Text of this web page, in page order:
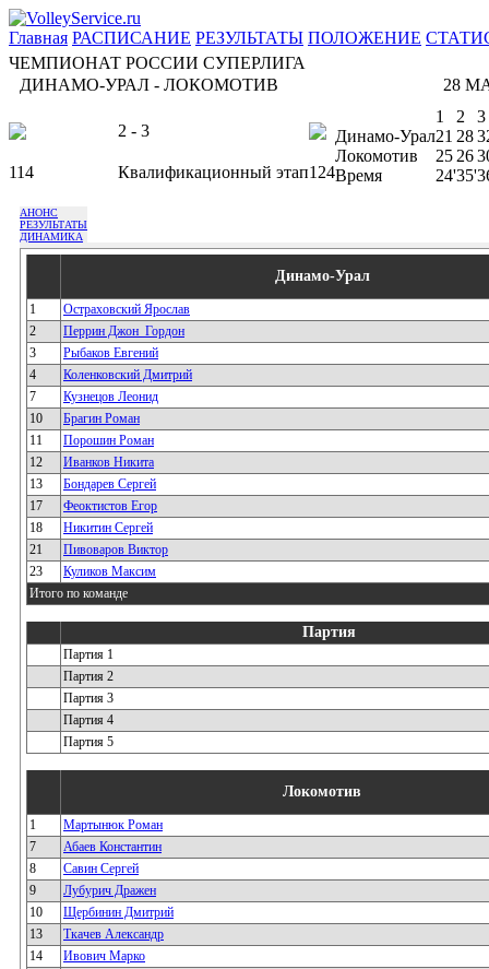
Главная РАСПИСАНИЕ РЕЗУЛЬТАТЫ ПОЛОЖЕНИЕ
ЧЕМПИОНАТ РОССИИ СУПЕРЛИГА
ДИНАМО-УРАЛ - ЛОКОМОТИВ
28
2 - 3
114 Квалификационный этап124
1 2
3
Динамо-Урал21 28
Локомотив
25 26
Время
24'35'
АНОНС
РЕЗУЛЬТАТЫ
ДИНАМИКА
Динамо-Урал
1
Остраховский Ярослав
2
Перрин Джон_Гордон
3
Рыбаков Евгений
4
Коленковский Дмитрий
7
Кузнецов Леонид
10
Брагин Роман
11
Порошин Роман
12
Иванков Никита
13
Бондарев Сергей
17
Феоктистов Егор
18
Никитин Сергей
21
Пивоваров Виктор
23
Куликов Максим
Итого по команде
Партия
Партия 1
Партия 2
Партия 3
Партия 4
Партия 5
Локомотив
1
Мартынюк Роман
7
Абаев Константин
8
Савин Сергей
9
Лубурич Дражен
10
Щербинин Дмитрий
13
Ткачев Александр
14
Ивович Марко